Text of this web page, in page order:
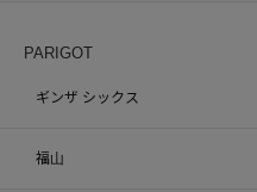
PARIGOT
ギンザ シックス
福山